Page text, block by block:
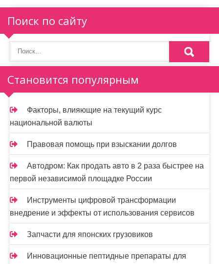
и
я
п
о
з
а
п
и
с
я
м
Поиск по сайту
Становится популярным
Факторы, влияющие на текущий курс
национальной валюты
Правовая помощь при взыскании долгов
Автодром: Как продать авто в 2 раза быстрее на
первой независимой площадке России
Инструменты цифровой трансформации
внедрение и эффекты от использования сервисов
Запчасти для японских грузовиков
Инновационные пептидные препараты для